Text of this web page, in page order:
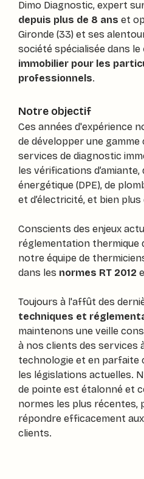
Dimo Diagnostic, expert
depuis plus de 8 ans et
Gironde (33) et ses
société spécialisée dans le
immobilier pour les
professionnels.
Notre objectif
Ces années d'expérience
de développer une gamme
services de diagnostic
les vérifications
énergétique (DPE), de
et d’électricité, et bien
Conscients des enjeux
réglementation thermique
notre équipe de
dans les normes RT 2012
Toujours à l'affût des
techniques et
maintenons une veille
à nos clients des services
technologie et en parfaite
les législations actuelles.
de pointe est étalonné et
normes les plus récentes,
répondre efficacement
clients.